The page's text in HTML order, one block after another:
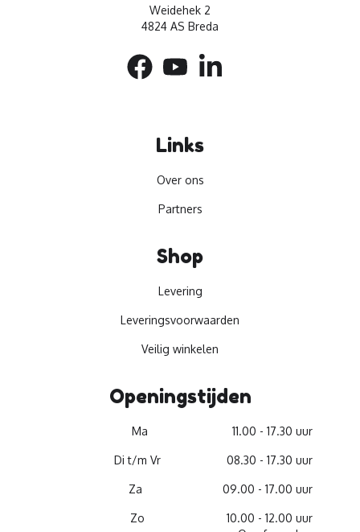
Weidehek 2
4824 AS Breda
Links
Over ons
Partners
Shop
Levering
Leveringsvoorwaarden
Veilig winkelen
Openingstijden
Ma 11.00 - 17.30 uur
Di t/m Vr 08.30 - 17.30 uur
Za 09.00 - 17.00 uur
Zo
10.00 - 12.00 uur